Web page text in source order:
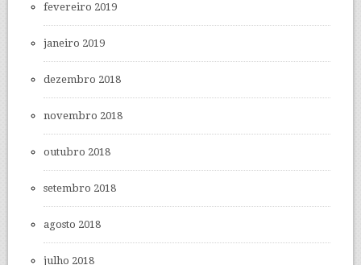
fevereiro 2019
janeiro 2019
dezembro 2018
novembro 2018
outubro 2018
setembro 2018
agosto 2018
julho 2018